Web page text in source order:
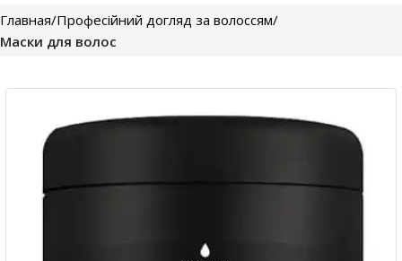
Главная Професійний догляд за волоссям
Маски для волос